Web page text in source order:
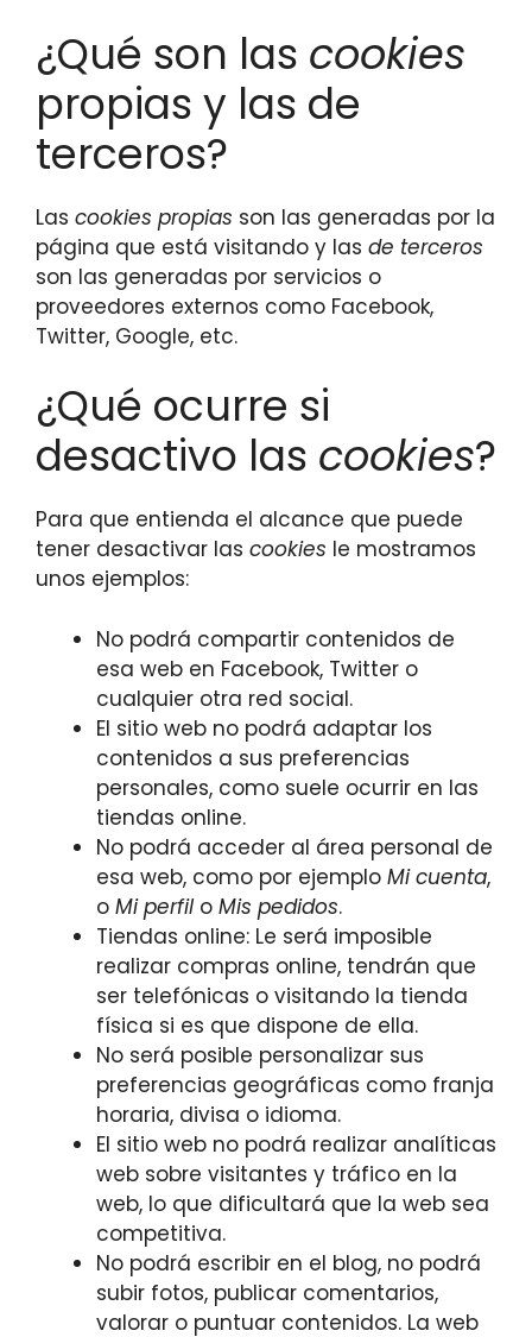
¿Qué son las cookies
propias y las de
terceros?
Las cookies propias son las generadas por la
página que está visitando y las de terceros
son las generadas por servicios o
proveedores externos como Facebook,
Twitter, Google, etc.
¿Qué ocurre si
desactivo las cookies?
Para que entienda el alcance que puede
tener desactivar las cookies le mostramos
unos ejemplos:
No podrá compartir contenidos de
esa web en Facebook, Twitter o
cualquier otra red social.
El sitio web no podrá adaptar los
contenidos a sus preferencias
personales, como suele ocurrir en las
tiendas online.
No podrá acceder al área personal de
esa web, como por ejemplo Mi cuenta,
o Mi perfilo Mis pedidos.
Tiendas online: Le será imposible
realizar compras online, tendrán que
ser telefónicas o visitando la tienda
física si es que dispone de ella.
No será posible personalizar sus
preferencias geográficas como franja
horaria, divisa o idioma.
El sitio web no podrá realizar analíticas
web sobre visitantes y tráfico en la
web, lo que dificultará que la web sea
competitiva.
No podrá escribir en el blog, no podrá
subir fotos, publicar comentarios,
valorar o puntuar contenidos. La web